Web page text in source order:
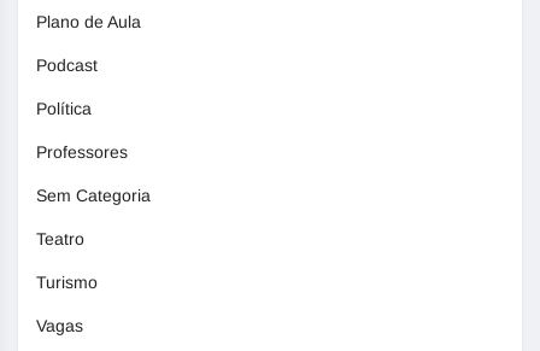
Plano de Aula
Podcast
Política
Professores
Sem Categoria
Teatro
Turismo
Vagas